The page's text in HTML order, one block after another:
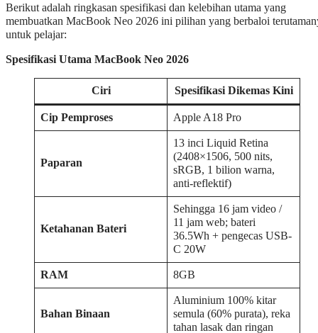
Berikut adalah ringkasan spesifikasi dan kelebihan utama yang
membuatkan MacBook Neo 2026 ini pilihan yang berbaloi
untuk pelajar:
Spesifikasi Utama MacBook Neo 2026
Ciri Spesifikasi Dikemas Kini
Cip Pemproses Apple A18 Pro
Paparan
13 inci Liquid Retina
(2408×1506, 500 nits,
sRGB, 1 bilion warna,
anti-reflektif)
Ketahanan Bateri
Sehingga 16 jam video /
11 jam web; bateri
36.5Wh + pengecas USB-
C 20W
RAM
8GB
Bahan Binaan
Aluminium 100% kitar
semula (60% purata), reka
tahan lasak dan ringan